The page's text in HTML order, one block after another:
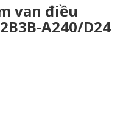
van điều
A240/D24